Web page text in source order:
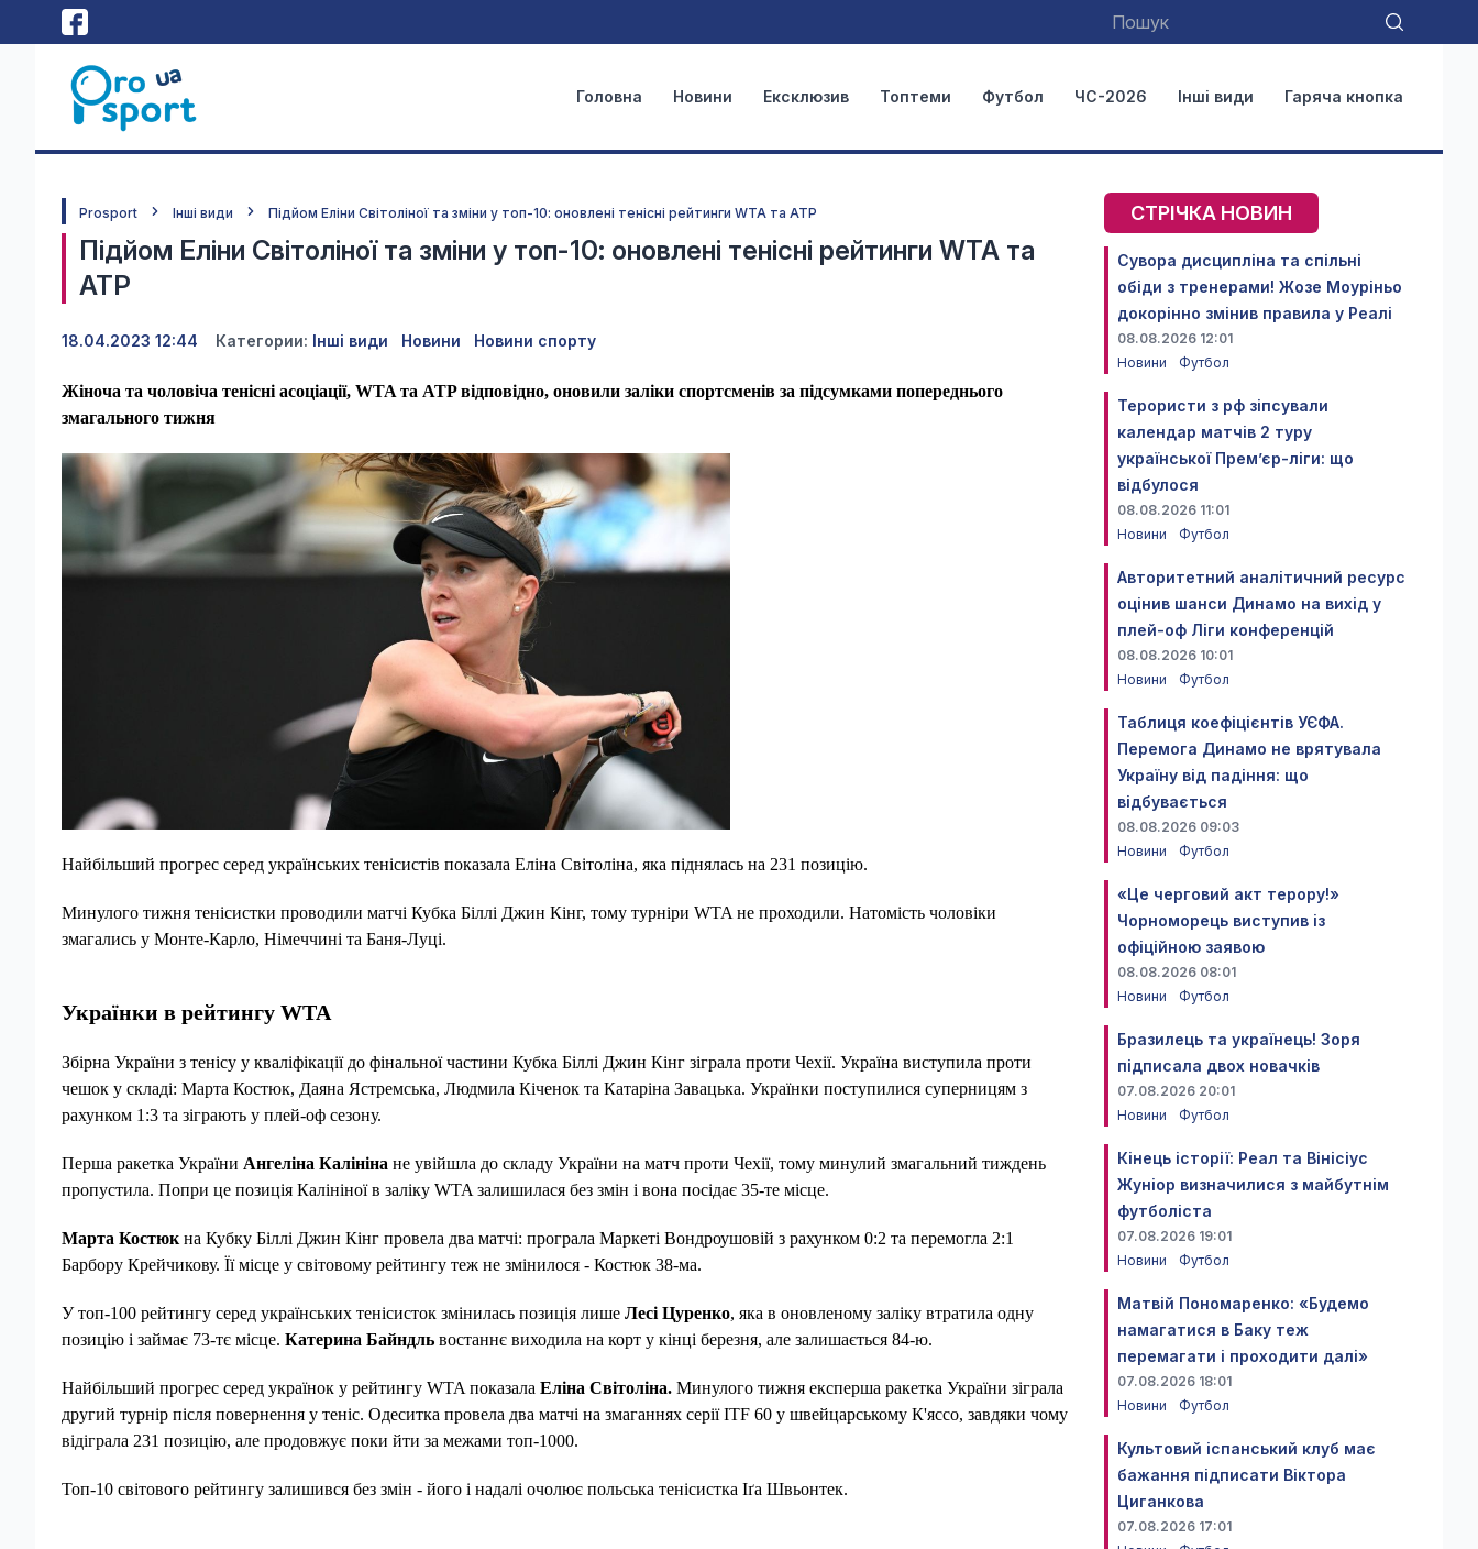
Головна Новини Ексклюзив Топтеми Футбол ЧС-2026 Інші види Гаряча кнопка
Prosport Інші види Підйом Еліни Світоліної та зміни у топ-10: оновлені тенісні рейтинги WTA та ATP
Підйом Еліни Світоліної та зміни у топ-10: оновлені тенісні рейтинги WTA та
ATP
18.04.2023 12:44 Категории: Інші види Новини Новини спорту
Жіноча та чоловіча тенісні асоціації, WTA та ATP відповідно, оновили заліки спортсменів за підсумками попереднього
змагального тижня
Найбільший прогрес серед українських тенісистів показала Еліна Світоліна, яка піднялась на 231 позицію.
Минулого тижня тенісистки проводили матчі Кубка Біллі Джин Кінг, тому турніри WTA не проходили. Натомість чоловіки
змагались у Монте-Карло, Німеччині та Баня-Луці.
Українки в рейтингу WTA
Збірна України з тенісу у кваліфікації до фінальної частини Кубка Біллі Джин Кінг зіграла проти Чехії. Україна виступила проти
чешок у складі: Марта Костюк, Даяна Ястремська, Людмила Кіченок та Катаріна Завацька. Українки поступилися суперницям з
рахунком 1:3 та зіграють у плей-оф сезону.
Перша ракетка України Ангеліна Калініна не увійшла до складу України на матч проти Чехії, тому минулий змагальний тиждень
пропустила. Попри це позиція Калініної в заліку WTA залишилася без змін і вона посідає 35-те місце.
Марта Костюк на Кубку Біллі Джин Кінг провела два матчі: програла Маркеті Вондроушовій з рахунком 0:2 та перемогла 2:1
Барбору Крейчикову. Її місце у світовому рейтингу теж не змінилося - Костюк 38-ма.
У топ-100 рейтингу серед українських тенісисток змінилась позиція лише Лесі Цуренко, яка в оновленому заліку втратила одну
позицію і займає 73-тє місце. Катерина Байндль востаннє виходила на корт у кінці березня, але залишається 84-ю.
Найбільший прогрес серед українок у рейтингу WTA показала Еліна Світоліна. Минулого тижня експерша ракетка України зіграла
другий турнір після повернення у теніс. Одеситка провела два матчі на змаганнях серії ITF 60 у швейцарському К'яссо, завдяки чому
відіграла 231 позицію, але продовжує поки йти за межами топ-1000.
Топ-10 світового рейтингу залишився без змін - його і надалі очолює польська тенісистка Іґа Швьонтек.
СТРІЧКА НОВИН
Сувора дисципліна та спільні
обіди з тренерами! Жозе Моуріньо
докорінно змінив правила у Реалі
08.08.2026 12:01
Новини
Футбол
Терористи з рф зіпсували
календар матчів 2 туру
української Прем’єр-ліги: що
відбулося
08.08.2026 11:01
Новини
Футбол
Авторитетний аналітичний ресурс
оцінив шанси Динамо на вихід у
плей-оф Ліги конференцій
08.08.2026 10:01
Новини
Футбол
Таблиця коефіцієнтів УЄФА.
Перемога Динамо не врятувала
Україну від падіння: що
відбувається
08.08.2026 09:03
Новини
Футбол
«Це черговий акт терору!»
Чорноморець виступив із
офіційною заявою
08.08.2026 08:01
Новини
Футбол
Бразилець та українець! Зоря
підписала двох новачків
07.08.2026 20:01
Новини
Футбол
Кінець історії: Реал та Вінісіус
Жуніор визначилися з майбутнім
футболіста
07.08.2026 19:01
Новини
Футбол
Матвій Пономаренко: «Будемо
намагатися в Баку теж
перемагати і проходити далі»
07.08.2026 18:01
Новини
Футбол
Культовий іспанський клуб має
бажання підписати Віктора
Циганкова
07.08.2026 17:01